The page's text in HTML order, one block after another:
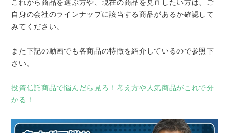
これから商品を選ぶ方や、現在の商品を見直したい方は、ご
自身の会社のラインナップに該当する商品があるか確認して
みてください。
また下記の動画でも各商品の特徴を紹介しているので参照下
さい。
投資信託商品で悩んだら見ろ！考え方や人気商品がこれで分
かる！